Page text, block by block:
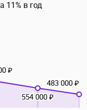
11% в год
₽
554 000 ₽
483 000 ₽